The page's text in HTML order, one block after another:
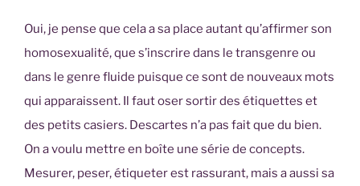
Oui, je pense que cela a sa place autant qu’affirmer son
homosexualité, que s’inscrire dans le transgenre ou
dans le genre fluide puisque ce sont de nouveaux mots
qui apparaissent. Il faut oser sortir des étiquettes et
des petits casiers. Descartes n’a pas fait que du bien.
On a voulu mettre en boîte une série de concepts.
Mesurer, peser, étiqueter est rassurant, mais a aussi sa